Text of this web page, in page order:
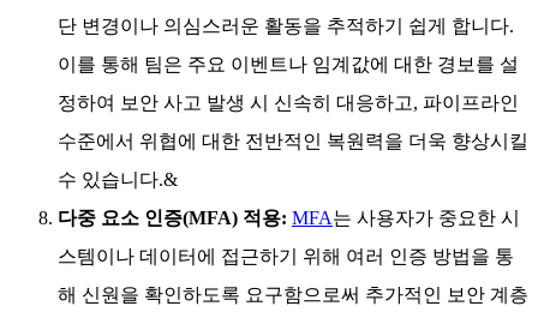
단 변경이나 의심스러운 활동을 추적하기 쉽게 합니다.
이를 통해 팀은 주요 이벤트나 임계값에 대한 경보를 설
정하여 보안 사고 발생 시 신속히 대응하고, 파이프라인
수준에서 위협에 대한 전반적인 복원력을 더욱 향상시킬
수 있습니다.&
다중 요소 인증(MFA) 적용: MFA는 사용자가 중요한 시
스템이나 데이터에 접근하기 위해 여러 인증 방법을 통
해 신원을 확인하도록 요구함으로써 추가적인 보안 계층